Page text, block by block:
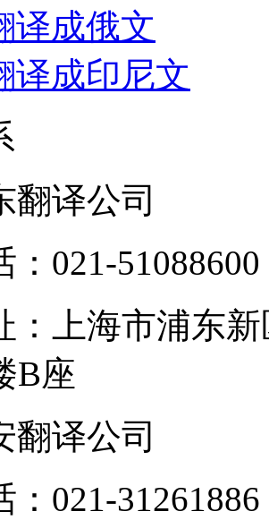
译成俄文
译成印尼文
翻译公司
021-51088600
上海市浦东新
B座
翻译公司
021-31261886